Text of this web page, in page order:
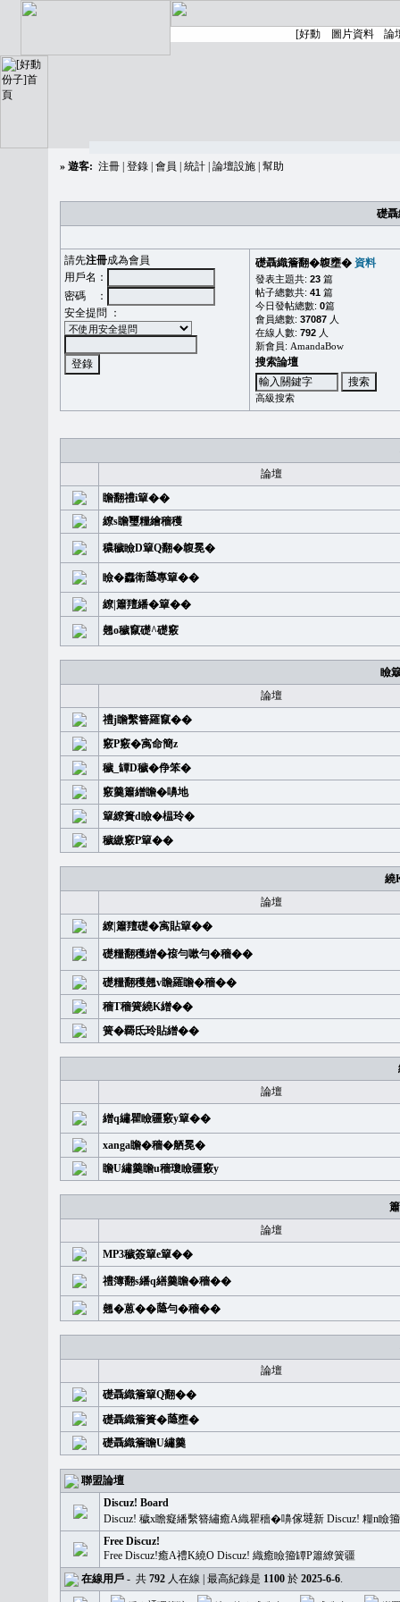
» 遊客: 注冊 登錄 會員 統計 論壇設施 幫助
礎
請先注冊成為會員
用戶名：
密碼 ：
安全提問 ：
礎聶織簷翻�䪖壅� 資料
發表主題共: 23 篇
帖子總數共: 41 篇
今日發帖總數: 0篇
會員總數: 37087 人
在線人數: 792 人
新會員: AmandaBow
搜索論壇
高級搜索
論壇
瞻翻禮i簞��
繚s瞻璽糧繪穡穫
穠穢瞼D簞Q翻�䪖冕�
瞼�䆐衛𦻕專簞��
繚|簫羶繙�簞��
翹o穢竄礎^礎竅
瞼
論壇
禮j瞻繫簪羅竄��
竅P竅�㝢命簡z
穢_罈D穢�鿇笨�
竅羹簫繒瞻�嚊地
簞繚簣d瞼�榅玲�
穢繳竅P簞��
繞
論壇
繚|簫羶礎�㝢貼簞��
礎糧翻穫繒�䙛勻嗽勻�穡��
礎糧翻穫翹v瞻羅瞻�穡��
穡T穡簧繞K繒��
簧�覉氐玲貼繒��
論壇
繒q繡瞿瞼疆竅y簞��
xanga瞻�穡�舾冕�
瞻U繡羹瞻u穡瓊瞼疆竅y
論壇
MP3穢簽簞e簞��
禮簿翻s繙q繕羹瞻�穡��
翹�蒽��𦻕勻�穡��
論壇
礎聶織簷簞Q翻��
礎聶織簷簣�𦻕壅�
礎聶織簷瞻U繡羹
聯盟論壇
Discuz! Board
Discuz! 穢x瞻癡繙繫簪繡癒A織瞿穡�嚊傢𡐿新 Discuz! 糧n
Free Discuz!
Free Discuz!癒A禮K繞O Discuz! 織癒瞼籀罈P簫繚簧疆
在線用戶 - 共 792 人在線 | 最高紀錄是 1100 於 2025-6-6.